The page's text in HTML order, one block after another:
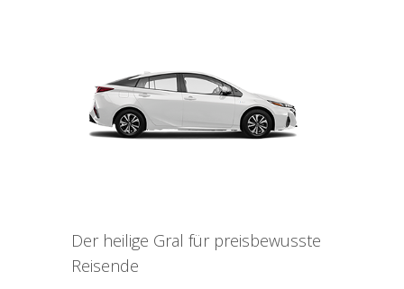
Der heilige Gral für preisbewusste
Reisende